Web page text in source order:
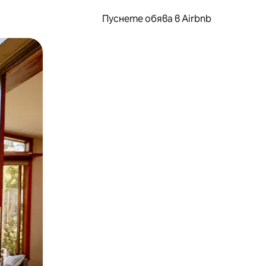
Пуснете обява в Airbnb
или плъзгане.